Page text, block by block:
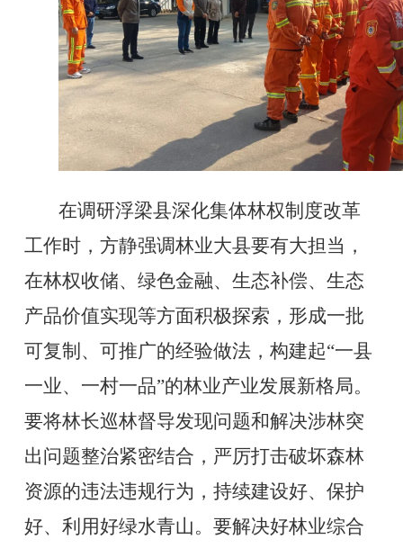
在调研浮梁县深化集体林权制度改革
工作时，方静强调林业大县要有大担当，
在林权收储、绿色金融、生态补偿、生态
产品价值实现等方面积极探索，形成一批
可复制、可推广的经验做法， 构建起“一县
一业、一村一品”的林业产业发展新格局。
要将林长巡林督导发现问题和解决涉林突
出问题整治紧密结合，严厉打击破坏森林
资源的违法违规行为，持续建设好、保护
好、利用好绿水青山。要解决好林业综合